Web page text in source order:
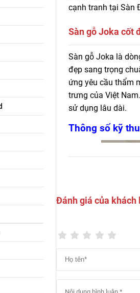
cạnh tranh tại Sàn
Sàn gỗ Joka cốt
Cung cấp sàn gỗ
Sàn Đẹp.
Sàn gỗ Joka là
đẹp sang trọng
ứng yêu cầu thẩm
trưng của Việt
sử dụng lâu dài.
Thông số kỹ
Đánh giá của khách